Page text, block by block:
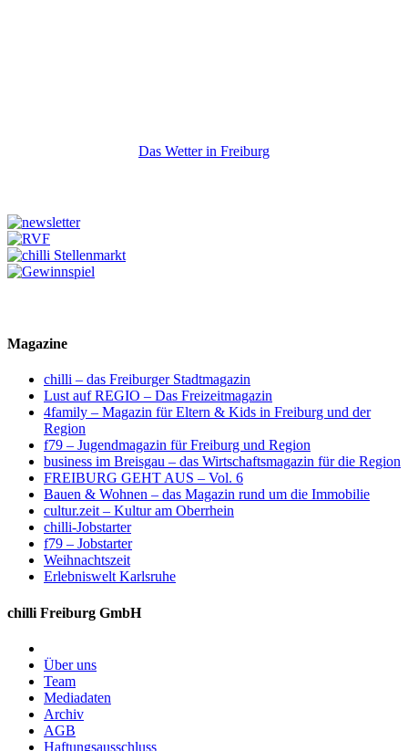
Das Wetter in Freiburg
Magazine
chilli – das Freiburger Stadtmagazin
Lust auf REGIO – Das Freizeitmagazin
4family – Magazin für Eltern & Kids in Freiburg und der
Region
f79 – Jugendmagazin für Freiburg und Region
business im Breisgau – das Wirtschaftsmagazin für die Region
FREIBURG GEHT AUS – Vol. 6
Bauen & Wohnen – das Magazin rund um die Immobilie
cultur.zeit – Kultur am Oberrhein
chilli-Jobstarter
f79 – Jobstarter
Weihnachtszeit
Erlebniswelt Karlsruhe
chilli Freiburg GmbH
Über uns
Team
Mediadaten
Archiv
AGB
Haftungsausschluss